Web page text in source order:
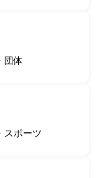
団体
スポーツ